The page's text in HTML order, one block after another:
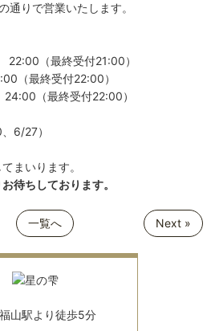
通りで営業いたします。
（最終受付21:00）
最終受付22:00）
（最終受付22:00）
6/27）
まいります。
待ちしております。
一覧へ Next »